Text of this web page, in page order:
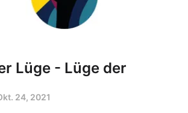
Lüge - Lüge der
24, 2021